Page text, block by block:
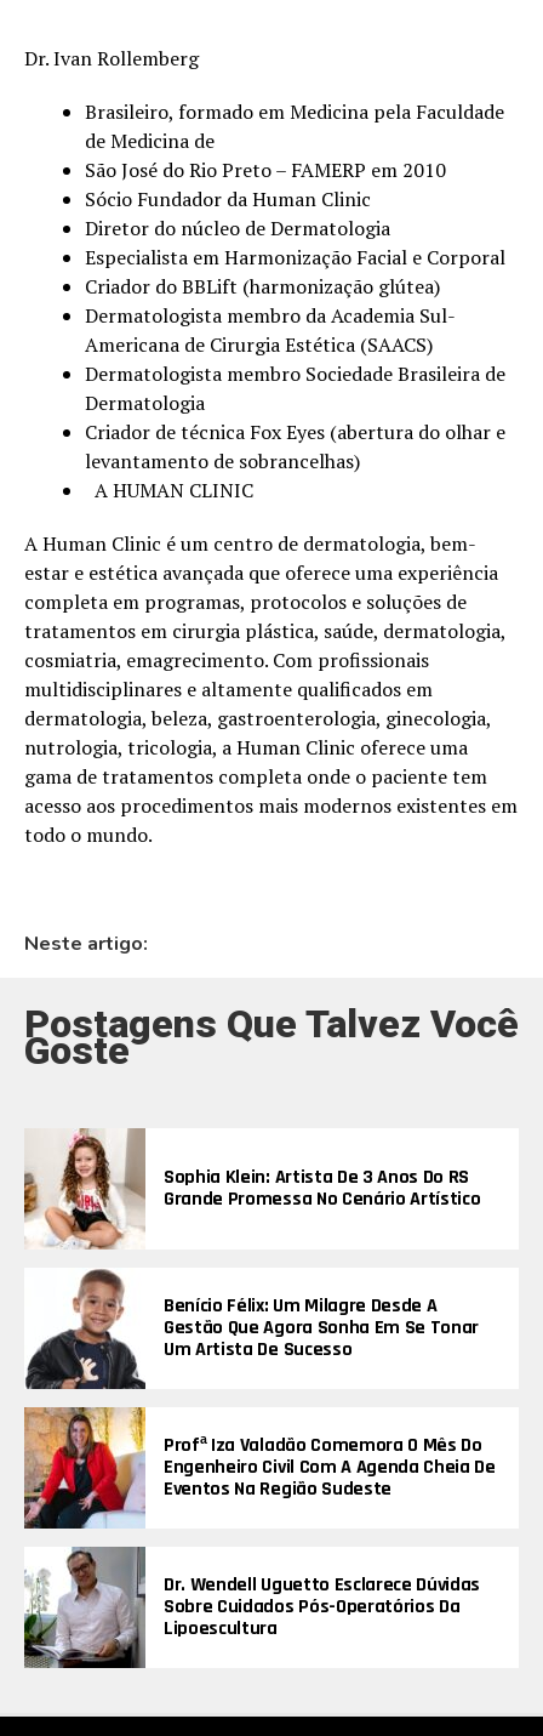
Dr. Ivan Rollemberg
Brasileiro, formado em Medicina pela Faculdade
de Medicina de
São José do Rio Preto – FAMERP em 2010
Sócio Fundador da Human Clinic
Diretor do núcleo de Dermatologia
Especialista em Harmonização Facial e Corporal
Criador do BBLift (harmonização glútea)
Dermatologista membro da Academia Sul-
Americana de Cirurgia Estética (SAACS)
Dermatologista membro Sociedade Brasileira de
Dermatologia
Criador de técnica Fox Eyes (abertura do olhar e
levantamento de sobrancelhas)
A HUMAN CLINIC
A Human Clinic é um centro de dermatologia, bem-
estar e estética avançada que oferece uma experiência
completa em programas, protocolos e soluções de
tratamentos em cirurgia plástica, saúde, dermatologia,
cosmiatria, emagrecimento. Com profissionais
multidisciplinares e altamente qualificados em
dermatologia, beleza, gastroenterologia, ginecologia,
nutrologia, tricologia, a Human Clinic oferece uma
gama de tratamentos completa onde o paciente tem
acesso aos procedimentos mais modernos existentes em
todo o mundo.
Neste artigo:
Postagens Que Talvez Você
Goste
Sophia Klein: Artista De 3 Anos Do RS
Grande Promessa No Cenário Artístico
Benício Félix: Um Milagre Desde A
Gestão Que Agora Sonha Em Se Tonar
Um Artista De Sucesso
Profª Iza Valadão Comemora O Mês Do
Engenheiro Civil Com A Agenda Cheia De
Eventos Na Região Sudeste
Dr. Wendell Uguetto Esclarece Dúvidas
Sobre Cuidados Pós-Operatórios Da
Lipoescultura